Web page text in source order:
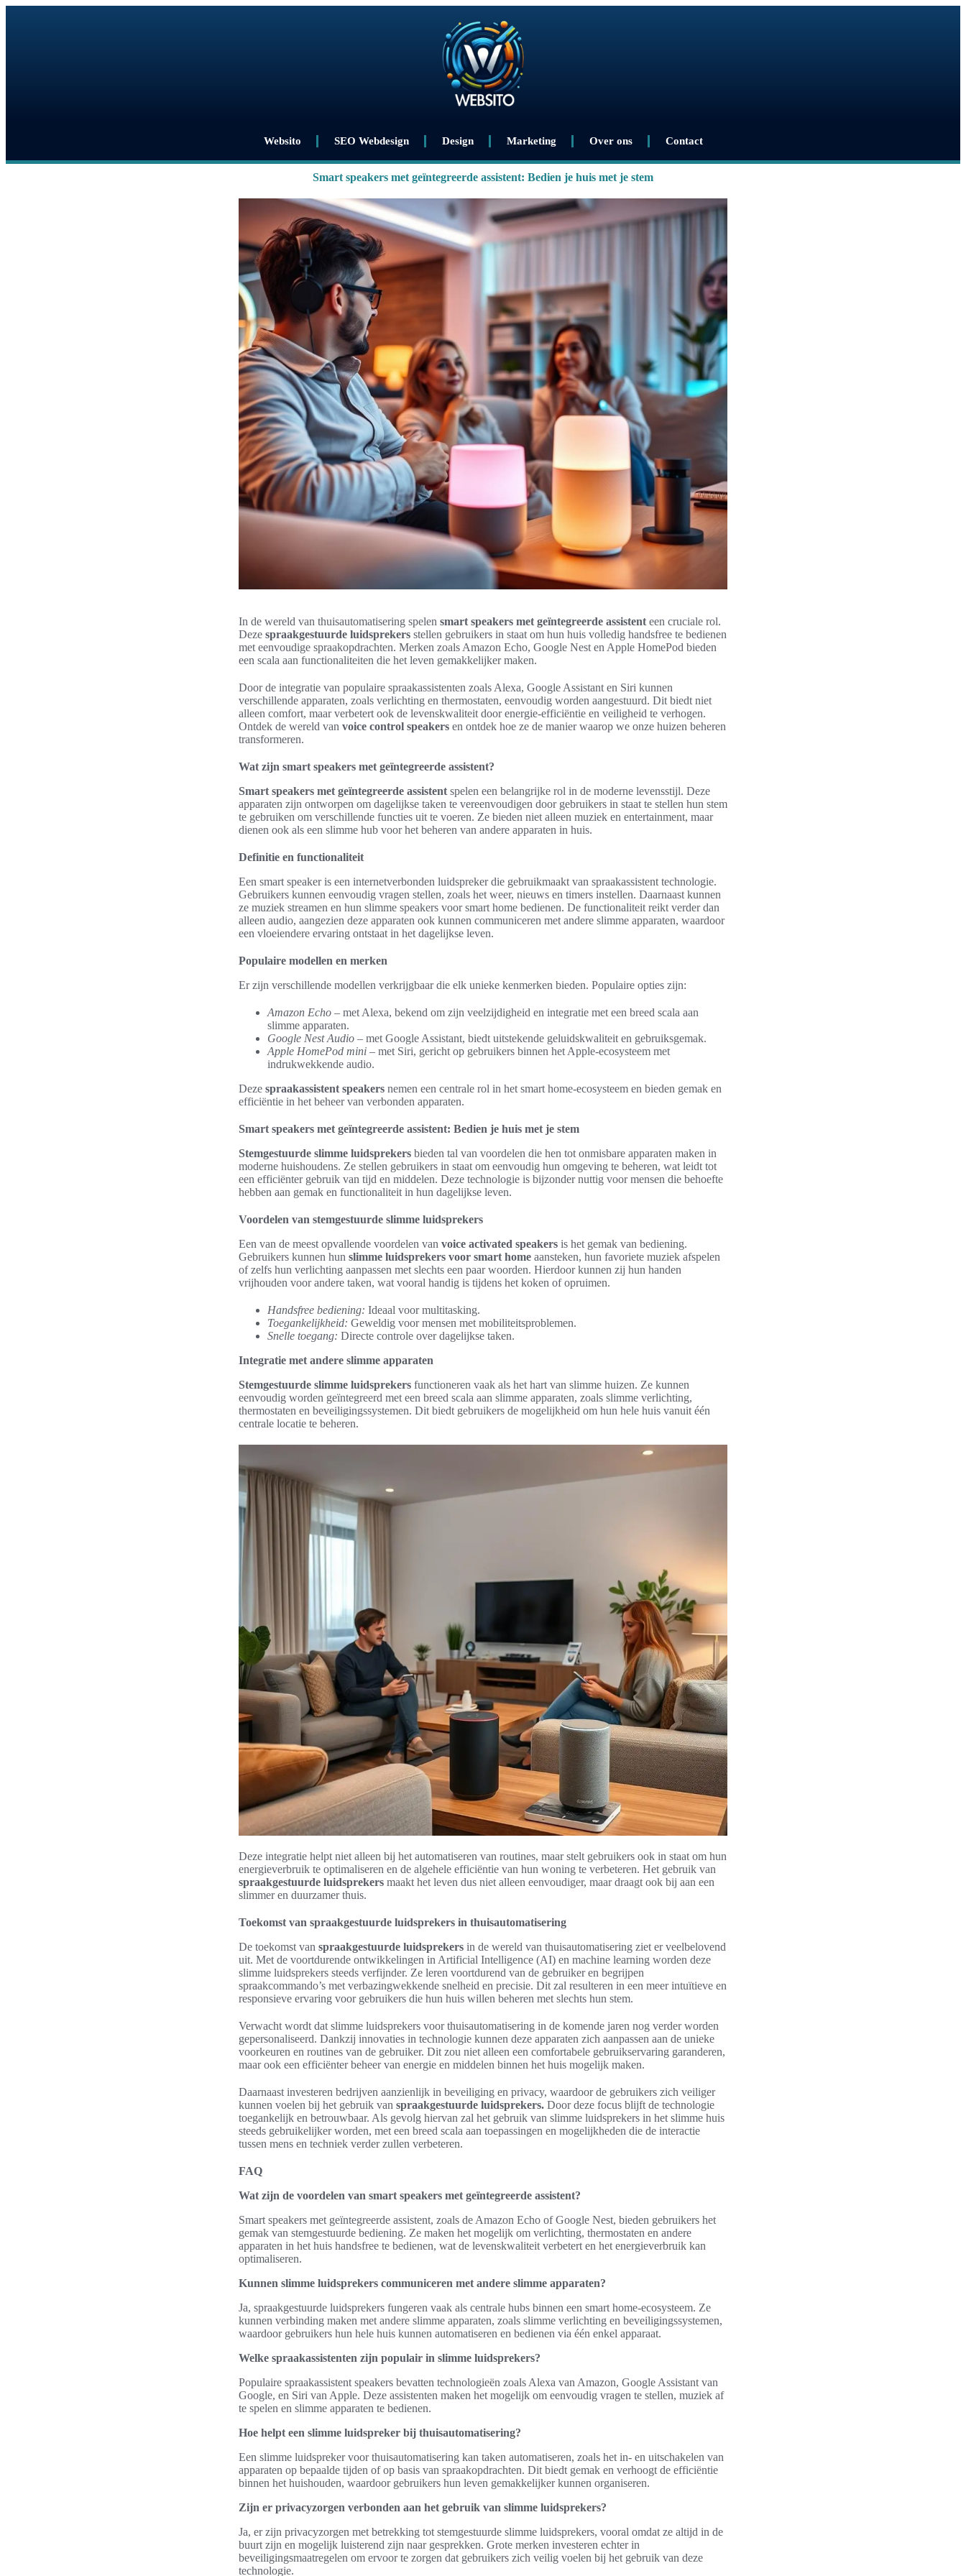
Websito SEO Webdesign Design Marketing Over ons Contact
Smart speakers met geïntegreerde assistent: Bedien je huis met je stem
In de wereld van thuisautomatisering spelen smart speakers met geïntegreerde assistent een cruciale rol.
Deze spraakgestuurde luidsprekers stellen gebruikers in staat om hun huis volledig handsfree te bedienen
met eenvoudige spraakopdrachten. Merken zoals Amazon Echo, Google Nest en Apple HomePod bieden
een scala aan functionaliteiten die het leven gemakkelijker maken.
Door de integratie van populaire spraakassistenten zoals Alexa, Google Assistant en Siri kunnen
verschillende apparaten, zoals verlichting en thermostaten, eenvoudig worden aangestuurd. Dit biedt niet
alleen comfort, maar verbetert ook de levenskwaliteit door energie-efficiëntie en veiligheid te verhogen.
Ontdek de wereld van voice control speakers en ontdek hoe ze de manier waarop we onze huizen beheren
transformeren.
Wat zijn smart speakers met geïntegreerde assistent?
Smart speakers met geïntegreerde assistent spelen een belangrijke rol in de moderne levensstijl. Deze
apparaten zijn ontworpen om dagelijkse taken te vereenvoudigen door gebruikers in staat te stellen hun stem
te gebruiken om verschillende functies uit te voeren. Ze bieden niet alleen muziek en entertainment, maar
dienen ook als een slimme hub voor het beheren van andere apparaten in huis.
Definitie en functionaliteit
Een smart speaker is een internetverbonden luidspreker die gebruikmaakt van spraakassistent technologie.
Gebruikers kunnen eenvoudig vragen stellen, zoals het weer, nieuws en timers instellen. Daarnaast kunnen
ze muziek streamen en hun slimme speakers voor smart home bedienen. De functionaliteit reikt verder dan
alleen audio, aangezien deze apparaten ook kunnen communiceren met andere slimme apparaten, waardoor
een vloeiendere ervaring ontstaat in het dagelijkse leven.
Populaire modellen en merken
Er zijn verschillende modellen verkrijgbaar die elk unieke kenmerken bieden. Populaire opties zijn:
Amazon Echo – met Alexa, bekend om zijn veelzijdigheid en integratie met een breed scala aan
slimme apparaten.
Google Nest Audio – met Google Assistant, biedt uitstekende geluidskwaliteit en gebruiksgemak.
Apple HomePod mini – met Siri, gericht op gebruikers binnen het Apple-ecosysteem met
indrukwekkende audio.
Deze spraakassistent speakers nemen een centrale rol in het smart home-ecosysteem en bieden gemak en
efficiëntie in het beheer van verbonden apparaten.
Smart speakers met geïntegreerde assistent: Bedien je huis met je stem
Stemgestuurde slimme luidsprekers bieden tal van voordelen die hen tot onmisbare apparaten maken in
moderne huishoudens. Ze stellen gebruikers in staat om eenvoudig hun omgeving te beheren, wat leidt tot
een efficiënter gebruik van tijd en middelen. Deze technologie is bijzonder nuttig voor mensen die behoefte
hebben aan gemak en functionaliteit in hun dagelijkse leven.
Voordelen van stemgestuurde slimme luidsprekers
Een van de meest opvallende voordelen van voice activated speakers is het gemak van bediening.
Gebruikers kunnen hun slimme luidsprekers voor smart home aansteken, hun favoriete muziek afspelen
of zelfs hun verlichting aanpassen met slechts een paar woorden. Hierdoor kunnen zij hun handen
vrijhouden voor andere taken, wat vooral handig is tijdens het koken of opruimen.
Handsfree bediening: Ideaal voor multitasking.
Toegankelijkheid: Geweldig voor mensen met mobiliteitsproblemen.
Snelle toegang: Directe controle over dagelijkse taken.
Integratie met andere slimme apparaten
Stemgestuurde slimme luidsprekers functioneren vaak als het hart van slimme huizen. Ze kunnen
eenvoudig worden geïntegreerd met een breed scala aan slimme apparaten, zoals slimme verlichting,
thermostaten en beveiligingssystemen. Dit biedt gebruikers de mogelijkheid om hun hele huis vanuit één
centrale locatie te beheren.
Deze integratie helpt niet alleen bij het automatiseren van routines, maar stelt gebruikers ook in staat om hun
energieverbruik te optimaliseren en de algehele efficiëntie van hun woning te verbeteren. Het gebruik van
spraakgestuurde luidsprekers maakt het leven dus niet alleen eenvoudiger, maar draagt ook bij aan een
slimmer en duurzamer thuis.
Toekomst van spraakgestuurde luidsprekers in thuisautomatisering
De toekomst van spraakgestuurde luidsprekers in de wereld van thuisautomatisering ziet er veelbelovend
uit. Met de voortdurende ontwikkelingen in Artificial Intelligence (AI) en machine learning worden deze
slimme luidsprekers steeds verfijnder. Ze leren voortdurend van de gebruiker en begrijpen
spraakcommando’s met verbazingwekkende snelheid en precisie. Dit zal resulteren in een meer intuïtieve en
responsieve ervaring voor gebruikers die hun huis willen beheren met slechts hun stem.
Verwacht wordt dat slimme luidsprekers voor thuisautomatisering in de komende jaren nog verder worden
gepersonaliseerd. Dankzij innovaties in technologie kunnen deze apparaten zich aanpassen aan de unieke
voorkeuren en routines van de gebruiker. Dit zou niet alleen een comfortabele gebruikservaring garanderen,
maar ook een efficiënter beheer van energie en middelen binnen het huis mogelijk maken.
Daarnaast investeren bedrijven aanzienlijk in beveiliging en privacy, waardoor de gebruikers zich veiliger
kunnen voelen bij het gebruik van spraakgestuurde luidsprekers. Door deze focus blijft de technologie
toegankelijk en betrouwbaar. Als gevolg hiervan zal het gebruik van slimme luidsprekers in het slimme huis
steeds gebruikelijker worden, met een breed scala aan toepassingen en mogelijkheden die de interactie
tussen mens en techniek verder zullen verbeteren.
FAQ
Wat zijn de voordelen van smart speakers met geïntegreerde assistent?
Smart speakers met geïntegreerde assistent, zoals de Amazon Echo of Google Nest, bieden gebruikers het
gemak van stemgestuurde bediening. Ze maken het mogelijk om verlichting, thermostaten en andere
apparaten in het huis handsfree te bedienen, wat de levenskwaliteit verbetert en het energieverbruik kan
optimaliseren.
Kunnen slimme luidsprekers communiceren met andere slimme apparaten?
Ja, spraakgestuurde luidsprekers fungeren vaak als centrale hubs binnen een smart home-ecosysteem. Ze
kunnen verbinding maken met andere slimme apparaten, zoals slimme verlichting en beveiligingssystemen,
waardoor gebruikers hun hele huis kunnen automatiseren en bedienen via één enkel apparaat.
Welke spraakassistenten zijn populair in slimme luidsprekers?
Populaire spraakassistent speakers bevatten technologieën zoals Alexa van Amazon, Google Assistant van
Google, en Siri van Apple. Deze assistenten maken het mogelijk om eenvoudig vragen te stellen, muziek af
te spelen en slimme apparaten te bedienen.
Hoe helpt een slimme luidspreker bij thuisautomatisering?
Een slimme luidspreker voor thuisautomatisering kan taken automatiseren, zoals het in- en uitschakelen van
apparaten op bepaalde tijden of op basis van spraakopdrachten. Dit biedt gemak en verhoogt de efficiëntie
binnen het huishouden, waardoor gebruikers hun leven gemakkelijker kunnen organiseren.
Zijn er privacyzorgen verbonden aan het gebruik van slimme luidsprekers?
Ja, er zijn privacyzorgen met betrekking tot stemgestuurde slimme luidsprekers, vooral omdat ze altijd in de
buurt zijn en mogelijk luisterend zijn naar gesprekken. Grote merken investeren echter in
beveiligingsmaatregelen om ervoor te zorgen dat gebruikers zich veilig voelen bij het gebruik van deze
technologie.